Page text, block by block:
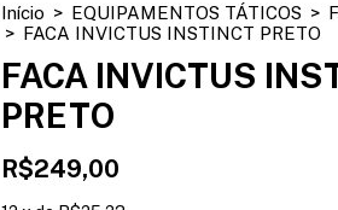
Início > EQUIPAMENTOS TÁTICOS >
> FACA INVICTUS INSTINCT PRETO
FACA INVICTUS
PRETO
R$249,00